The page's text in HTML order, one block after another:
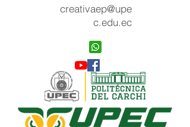
creativaep@upe
c.edu.ec